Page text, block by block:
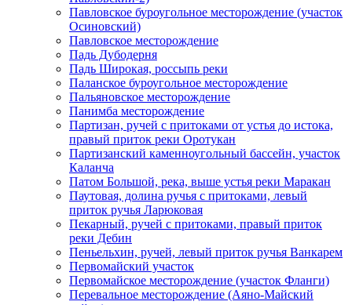
Павловское буроугольное месторождение (участок
Осиновский)
Павловское месторождение
Падь Дубодерня
Падь Широкая, россыпь реки
Паланское буроугольное месторождение
Пальяновское месторождение
Панимба месторождение
Партизан, ручей с притоками от устья до истока,
правый приток реки Оротукан
Партизанский каменноугольный бассейн, участок
Каланча
Патом Большой, река, выше устья реки Маракан
Паутовая, долина ручья с притоками, левый
приток ручья Ларюковая
Пекарный, ручей с притоками, правый приток
реки Дебин
Пеньельхин, ручей, левый приток ручья Ванкарем
Первомайский участок
Первомайское месторождение (участок Фланги)
Перевальное месторождение (Аяно-Майский